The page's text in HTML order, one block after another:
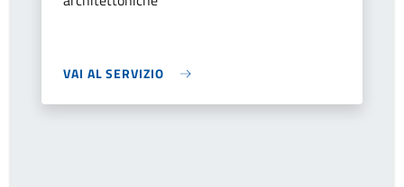
VAI AL SERVIZIO